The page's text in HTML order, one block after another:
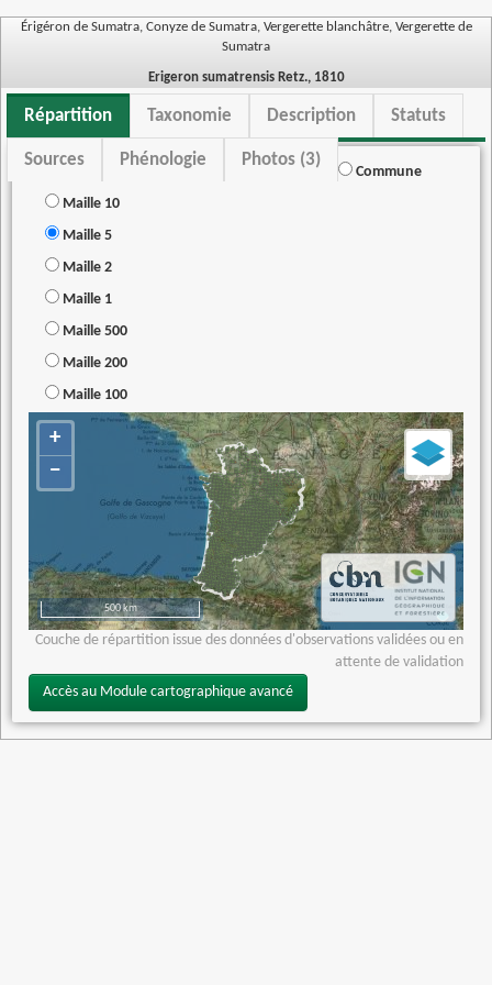
Érigéron de Sumatra, Conyze de Sumatra, Vergerette blanchâtre, Vergerette de
Sumatra
Erigeron sumatrensis Retz., 1810
Répartition Taxonomie Description Statuts
Sources Phénologie Photos (3)
Commune
Maille 10
Maille 5
Maille 2
Maille 1
Maille 500
Maille 200
Maille 100
+
−
500 km
Couche de répartition issue des données d'observations validées ou en
attente de validation
Accès au Module cartographique avancé